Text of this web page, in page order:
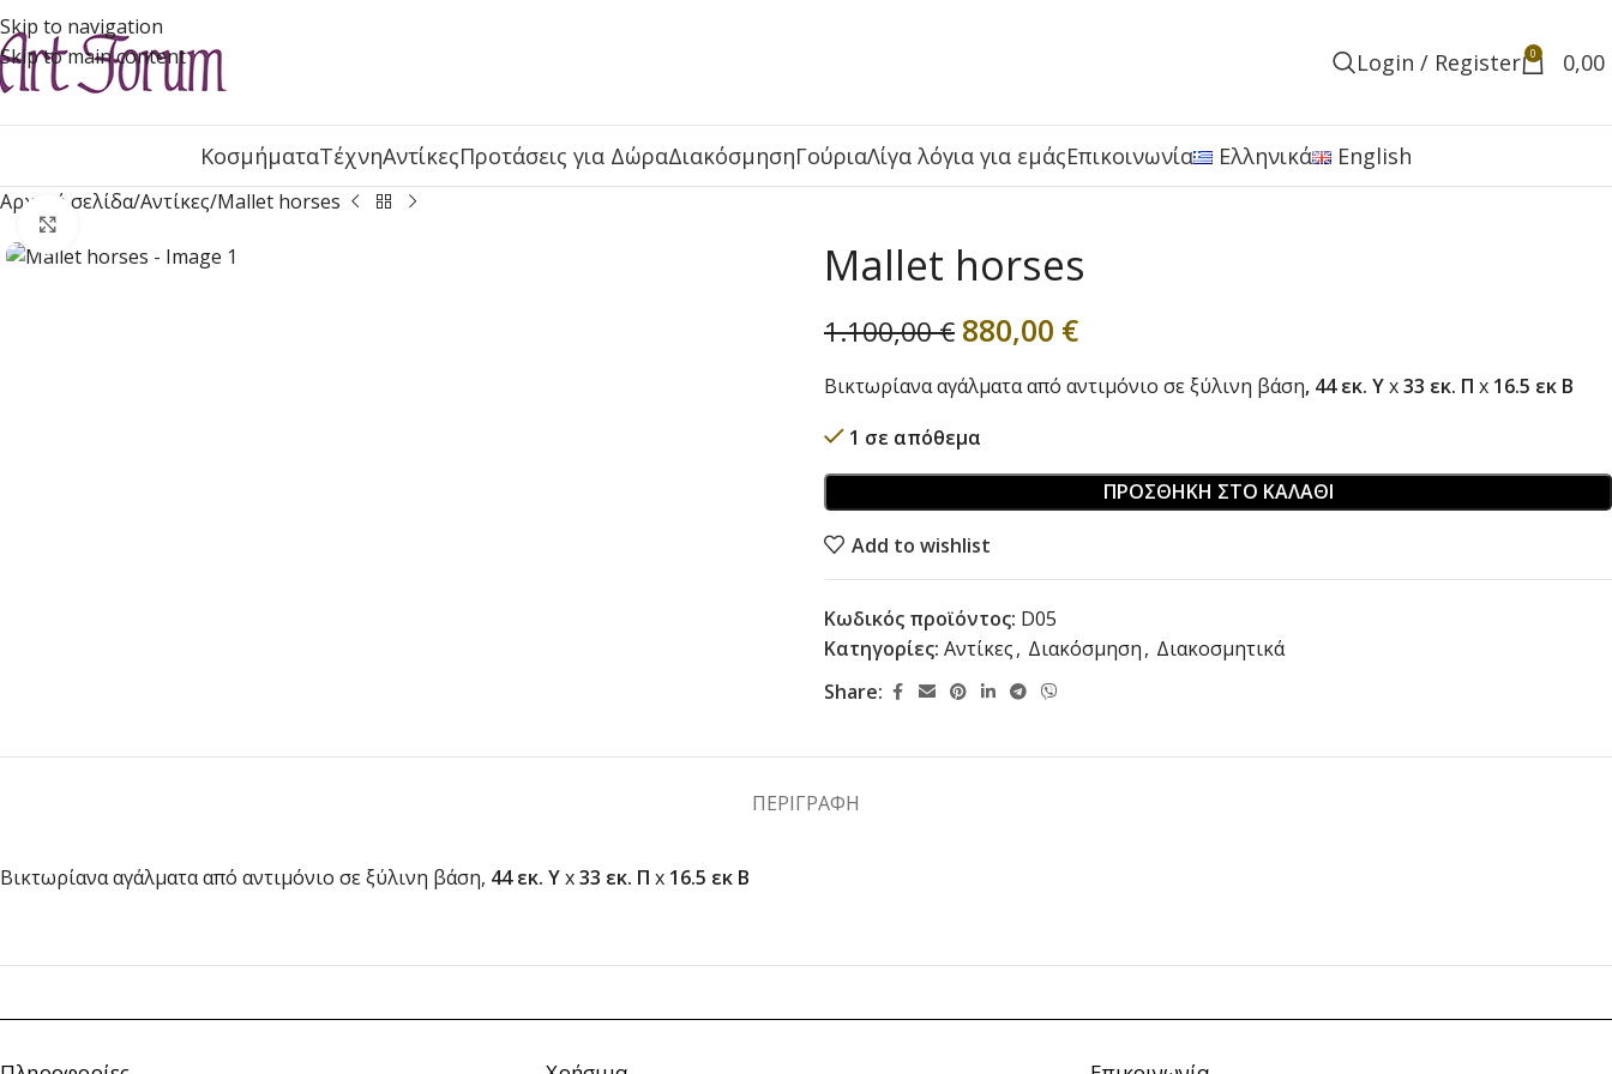
Skip to navigation
Skip to main content
Login / Register 0 0,00
ΚοσμήματαΤέχνηΑντίκεςΠροτάσεις για ΔώραΔιακόσμησηΓούριαΛίγα λόγια για εμάςΕπικοινωνία Ελληνικά English
Αρχική σελίδα Αντίκες Mallet horses
Mallet horses
1.100,00€ 880,00 €
Βικτωρίανα αγάλματα από αντιμόνιο σε ξύλινη βάση, 44 εκ. Yx33 εκ. Π x 16.5 εκ Β
1 σε απόθεμα
ΠΡΟΣΘΉΚΗ ΣΤΟ ΚΑΛΆΘΙ
Add to wishlist
Κωδικός προϊόντος: D05
Κατηγορίες: Αντίκες, Διακόσμηση, Διακοσμητικά
Share:
ΠΕΡΙΓΡΑΦΉ
Βικτωρίανα αγάλματα από αντιμόνιο σε ξύλινη βάση, 44 εκ. Yx33 εκ. Π x 16.5 εκ Β